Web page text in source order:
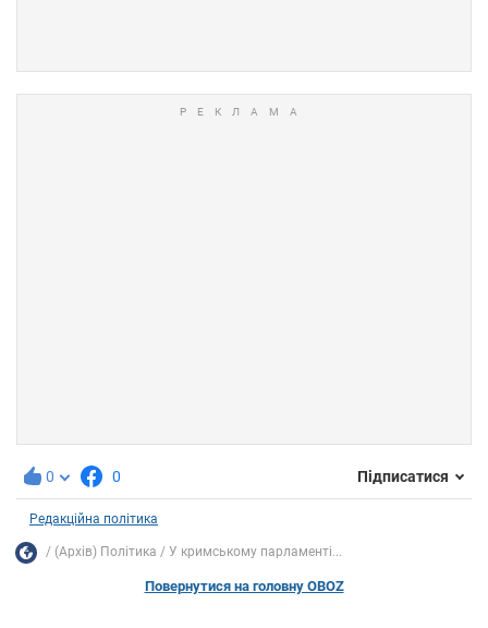
0 0 Підписатися
Редакційна політика
(Архів) Політика У кримському парламенті...
Повернутися на головну OBOZ